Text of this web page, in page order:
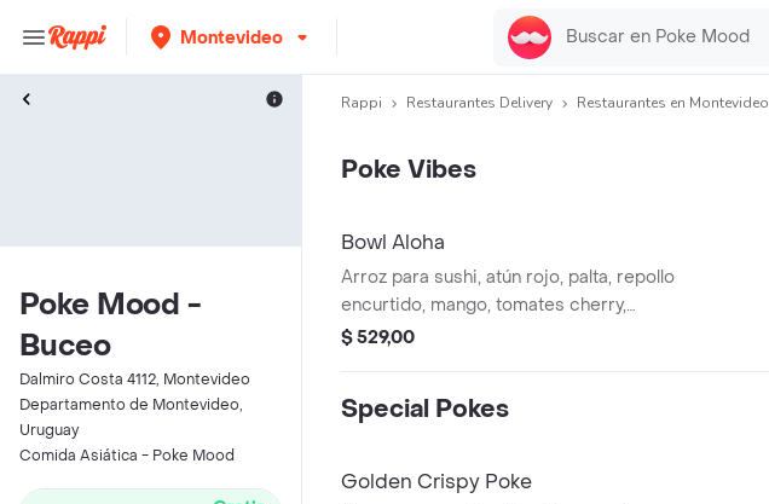
Montevideo
Poke Mood -
Buceo
Dalmiro Costa 4112, Montevideo
Departamento de Montevideo,
Uruguay
Comida Asiática - Poke Mood
Rappi Restaurantes Delivery Restaurantes en Montevideo
Poke Vibes
Bowl Aloha
Arroz para sushi, atún rojo, palta, repollo
encurtido, mango, tomates cherry,
zanahoria, girasol y honey mustard.
$ 529,00
Special Pokes
Golden Crispy Poke